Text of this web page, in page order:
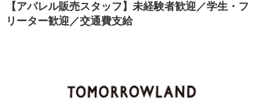
【アパレル販売スタッフ】未経験者歓迎／学生・フ
リーター歓迎／交通費支給